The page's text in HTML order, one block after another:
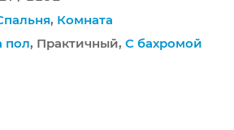
, Комната
пол, Практичный, С бахромой